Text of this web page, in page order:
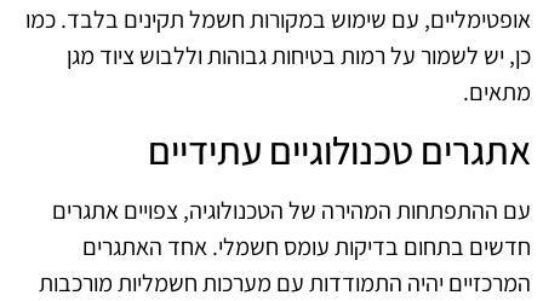
אופטימליים, עם שימוש במקורות חשמל תקינים בלבד. כמו
כן, יש לשמור על רמות בטיחות גבוהות וללבוש ציוד מגן
מתאים.
אתגרים טכנולוגיים עתידיים
עם ההתפתחות המהירה של הטכנולוגיה, צפויים אתגרים
חדשים בתחום בדיקות עומס חשמלי. אחד האתגרים
המרכזיים יהיה התמודדות עם מערכות חשמליות מורכבות